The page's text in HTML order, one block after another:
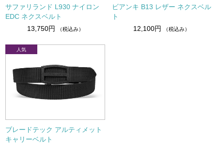
サファリランド L930 ナイロン
EDC ネクスベルト
13,750円
（税込み）
ビアンキ B13 レザー ネクスベル
ト
12,100円
（税込み）
ブレードテック アルティメット
キャリーベルト